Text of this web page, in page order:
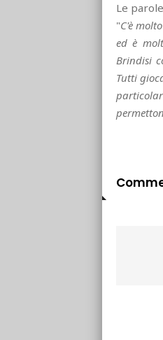
Le
"C'è
ed è
Brindisi
Tutti